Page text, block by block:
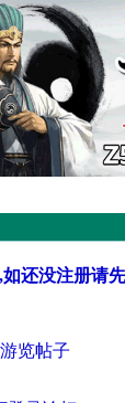
还没注册请
览帖子